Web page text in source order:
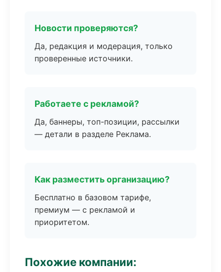
Новости проверяются?
Да, редакция и модерация, только
проверенные источники.
Работаете с рекламой?
Да, баннеры, топ-позиции, рассылки
— детали в разделе Реклама.
Как разместить организацию?
Бесплатно в базовом тарифе,
премиум — с рекламой и
приоритетом.
Похожие компании: